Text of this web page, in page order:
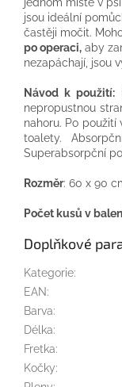
jsou ideální
častěji močit.
po operaci, aby
nezapáchají, jsou
Návod k použití:
nepropustnou
nahoru. Po
toalety.
Superabsorpční
Rozměr: 60 x 90
Počet kusů v
Doplňkové
Kategorie:
EAN:
Barva:
Délka:
Fretka:
Kočky: